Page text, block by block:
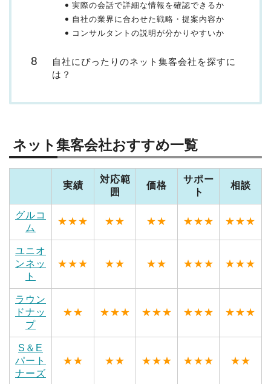
実際の会話で詳細な情報を確認できるか
自社の業界に合わせた戦略・提案内容か
コンサルタントの説明が分かりやすいか
自社にぴったりのネット集客会社を探すに
は？
ネット集客会社おすすめ一覧
実績
対応範
囲
価格
サポー
ト
相談
グルコ
ム
★★★ ★★ ★★ ★★★ ★★★
ユニオ
ンネッ
ト
★★★ ★★ ★★ ★★★ ★★★
ラウン
ドナッ
プ
★★ ★★★ ★★★ ★★★ ★★★
S＆E
パート
ナーズ
★★ ★★ ★★★ ★★★ ★★